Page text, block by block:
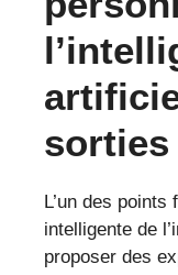
sorties
L’un des points
intelligente de
proposer des